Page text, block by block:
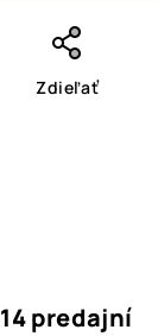
Zdieľať
14 predajní